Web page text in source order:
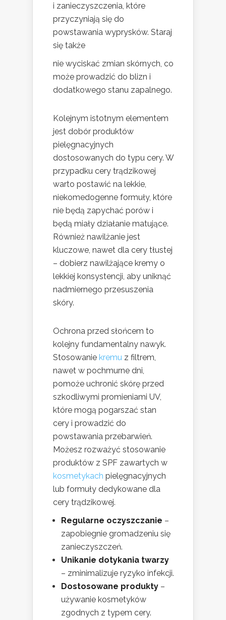
i zanieczyszczenia, które
przyczyniają się do
powstawania wyprysków. Staraj
się także
nie wyciskać zmian skórnych, co
może prowadzić do blizn i
dodatkowego stanu zapalnego.
Kolejnym istotnym elementem
jest dobór produktów
pielęgnacyjnych
dostosowanych do typu cery. W
przypadku cery trądzikowej
warto postawić na lekkie,
niekomedogenne formuły, które
nie będą zapychać porów i
będą miały działanie matujące.
Również nawilżanie jest
kluczowe, nawet dla cery tłustej
– dobierz nawilżające kremy o
lekkiej konsystencji, aby uniknąć
nadmiernego przesuszenia
skóry.
Ochrona przed słońcem to
kolejny fundamentalny nawyk.
Stosowanie kremu z filtrem,
nawet w pochmurne dni,
pomoże uchronić skórę przed
szkodliwymi promieniami UV,
które mogą pogarszać stan
cery i prowadzić do
powstawania przebarwień.
Możesz rozważyć stosowanie
produktów z SPF zawartych w
kosmetykach pielęgnacyjnych
lub formuły dedykowane dla
cery trądzikowej.
Regularne oczyszczanie –
zapobiegnie gromadzeniu się
zanieczyszczeń.
Unikanie dotykania twarzy
– zminimalizuje ryzyko infekcji.
Dostosowane produkty –
używanie kosmetyków
zgodnych z typem cery.